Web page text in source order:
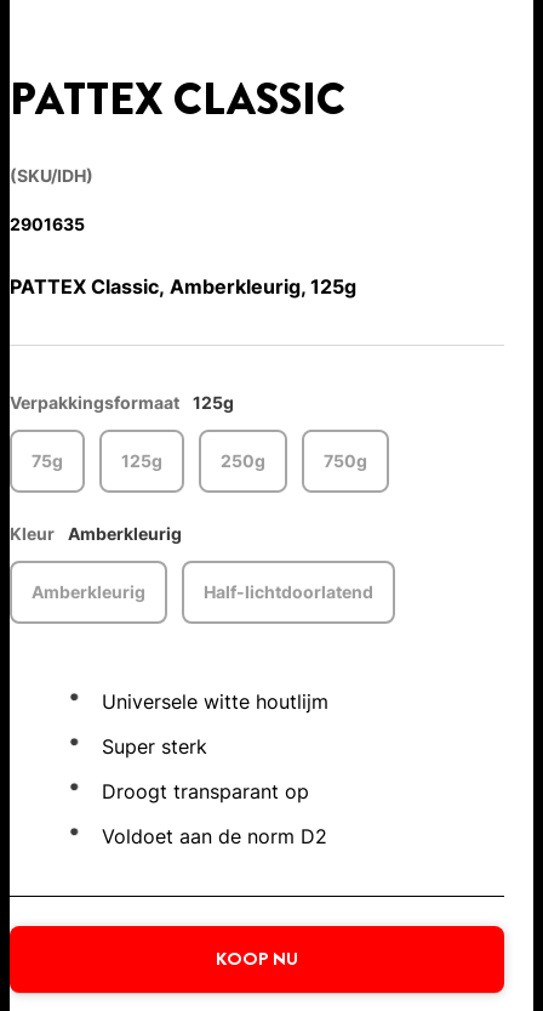
PATTEX CLASSIC
(SKU/IDH)
2901635
PATTEX Classic, Amberkleurig, 125g
Verpakkingsformaat 125g
75g 125g 250g 750g
Kleur Amberkleurig
Amberkleurig Half-lichtdoorlatend
Universele witte houtlijm
Super sterk
Droogt transparant op
Voldoet aan de norm D2
KOOP NU